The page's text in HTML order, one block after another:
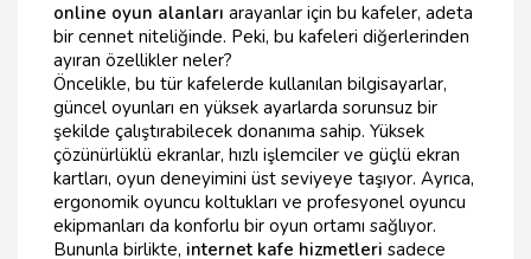
online oyun alanları arayanlar için bu kafeler, adeta
bir cennet niteliğinde. Peki, bu kafeleri diğerlerinden
ayıran özellikler neler?
Öncelikle, bu tür kafelerde kullanılan bilgisayarlar,
güncel oyunları en yüksek ayarlarda sorunsuz bir
şekilde çalıştırabilecek donanıma sahip. Yüksek
çözünürlüklü ekranlar, hızlı işlemciler ve güçlü ekran
kartları, oyun deneyimini üst seviyeye taşıyor. Ayrıca,
ergonomik oyuncu koltukları ve profesyonel oyuncu
ekipmanları da konforlu bir oyun ortamı sağlıyor.
Bununla birlikte, internet kafe hizmetleri sadece